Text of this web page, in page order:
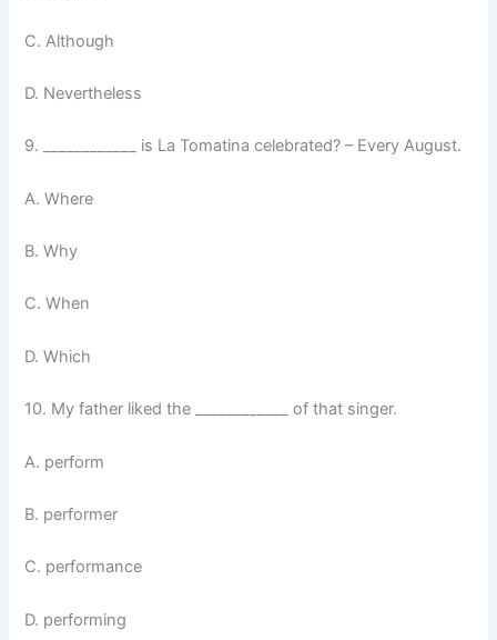
C. Although
D. Nevertheless
9. ____________ is La Tomatina celebrated? – Every August.
A. Where
B. Why
C. When
D. Which
10. My father liked the ____________ of that singer.
A. perform
B. performer
C. performance
D. performing